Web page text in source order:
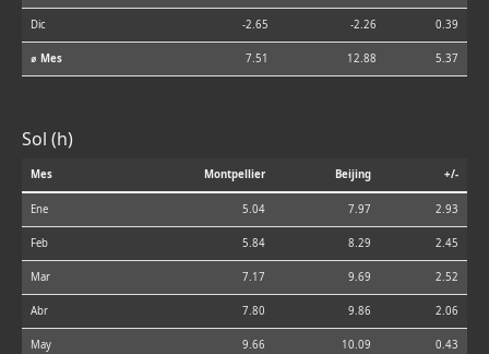
Dic -2.65 -2.26 0.39
⌀ Mes 7.51 12.88 5.37
Sol (h)
Mes Montpellier Beijing +/-
Ene 5.04 7.97 2.93
Feb 5.84 8.29 2.45
Mar 7.17 9.69 2.52
Abr 7.80 9.86 2.06
May 9.66 10.09 0.43